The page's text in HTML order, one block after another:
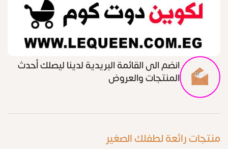
انضم الى القائمة البريدية لدينا ليصلك أحدث
المنتجات والعروض
منتجات رائعة لطفلك الصغير